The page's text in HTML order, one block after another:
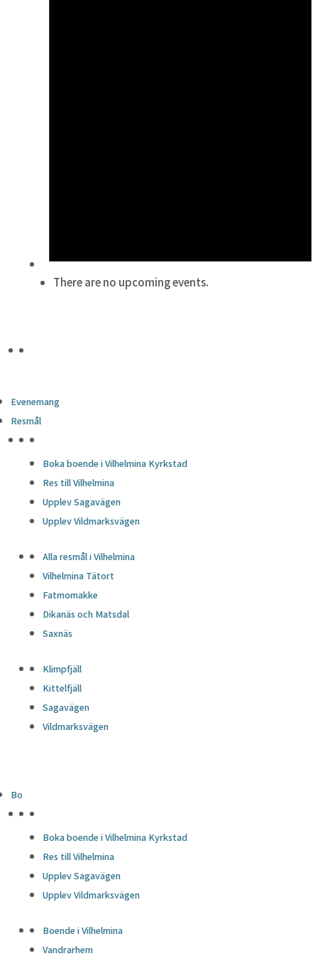
There are no upcoming events.
Evenemang
Resmål
Boka boende i Vilhelmina Kyrkstad
Res till Vilhelmina
Upplev Sagavägen
Upplev Vildmarksvägen
Alla resmål i Vilhelmina
Vilhelmina Tätort
Fatmomakke
Dikanäs och Matsdal
Saxnäs
Klimpfjäll
Kittelfjäll
Sagavägen
Vildmarksvägen
Bo
Boka boende i Vilhelmina Kyrkstad
Res till Vilhelmina
Upplev Sagavägen
Upplev Vildmarksvägen
Boende i Vilhelmina
Vandrarhem